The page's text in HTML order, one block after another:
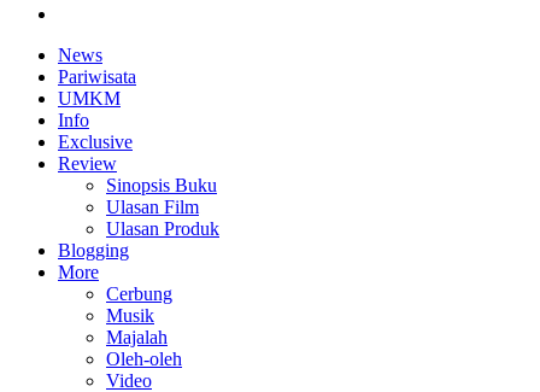
News
Pariwisata
UMKM
Info
Exclusive
Review
Sinopsis Buku
Ulasan Film
Ulasan Produk
Blogging
More
Cerbung
Musik
Majalah
Oleh-oleh
Video